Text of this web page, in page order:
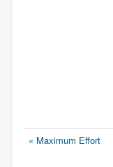
« Maximum Effort